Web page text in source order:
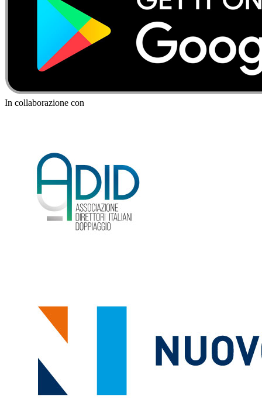
In collaborazione con